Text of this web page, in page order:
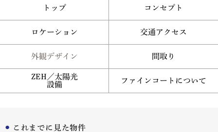
トップ コンセプト
ロケーション 交通アクセス
外観デザイン 間取り
ZEH／太陽光
設備
ファインコートについて
これまでに見た物件